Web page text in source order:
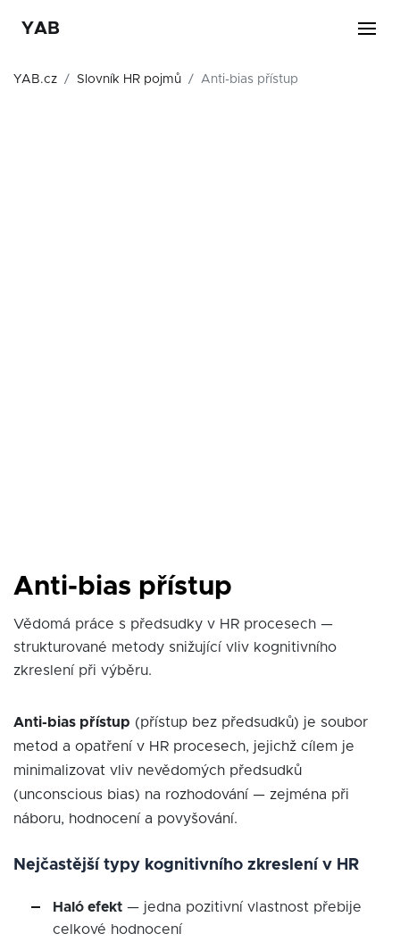
YAB
YAB.cz Slovník HR pojmů Anti-bias přístup
Anti-bias přístup
Vědomá práce s předsudky v HR procesech —
strukturované metody snižující vliv kognitivního
zkreslení při výběru.
Anti-bias přístup (přístup bez předsudků) je soubor
metod a opatření v HR procesech, jejichž cílem je
minimalizovat vliv nevědomých předsudků
(unconscious bias) na rozhodování — zejména při
náboru, hodnocení a povyšování.
Nejčastější typy kognitivního zkreslení v HR
Haló efekt — jedna pozitivní vlastnost přebije
celkové hodnocení